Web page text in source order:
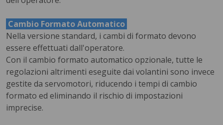
Cambio Formato Automatico
Nella versione standard, i cambi di formato devono
essere effettuati dall'operatore.
Con il cambio formato automatico opzionale, tutte le
regolazioni altrimenti eseguite dai volantini sono invece
gestite da servomotori, riducendo i tempi di cambio
formato ed eliminando il rischio di impostazioni
imprecise.